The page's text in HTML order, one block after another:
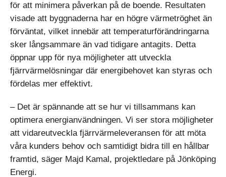
för att minimera påverkan på de boende. Resultaten
visade att byggnaderna har en högre värmetröghet än
förväntat, vilket innebär att temperaturförändringarna
sker långsammare än vad tidigare antagits. Detta
öppnar upp för nya möjligheter att utveckla
fjärrvärmelösningar där energibehovet kan styras och
fördelas mer effektivt.
– Det är spännande att se hur vi tillsammans kan
optimera energianvändningen. Vi ser stora möjligheter
att vidareutveckla fjärrvärmeleveransen för att möta
våra kunders behov och samtidigt bidra till en hållbar
framtid, säger Majd Kamal, projektledare på Jönköping
Energi.